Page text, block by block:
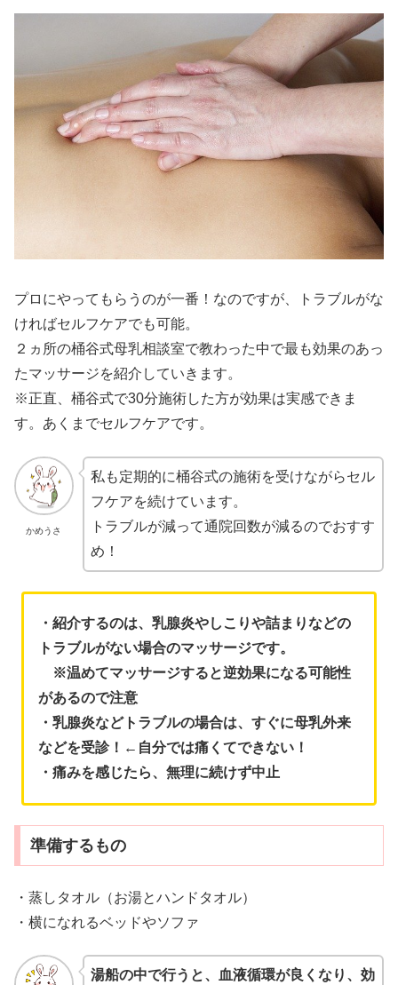
プロにやってもらうのが一番！なのですが、トラブルがな
ければセルフケアでも可能。
２ヵ所の桶谷式母乳相談室で教わった中で最も効果のあっ
たマッサージを紹介していきます。
※正直、桶谷式で30分施術した方が効果は実感できま
す。あくまでセルフケアです。
かめうさ
私も定期的に桶谷式の施術を受けながらセル
フケアを続けています。
トラブルが減って通院回数が減るのでおすす
め！
・紹介するのは、乳腺炎やしこりや詰まりなどの
トラブルがない場合のマッサージです。
※温めてマッサージすると逆効果になる可能性
があるので注意
・乳腺炎などトラブルの場合は、すぐに母乳外来
などを受診！←自分では痛くてできない！
・痛みを感じたら、無理に続けず中止
準備するもの
・蒸しタオル（お湯とハンドタオル）
・横になれるベッドやソファ
湯船の中で行うと、血液循環が良くなり、効